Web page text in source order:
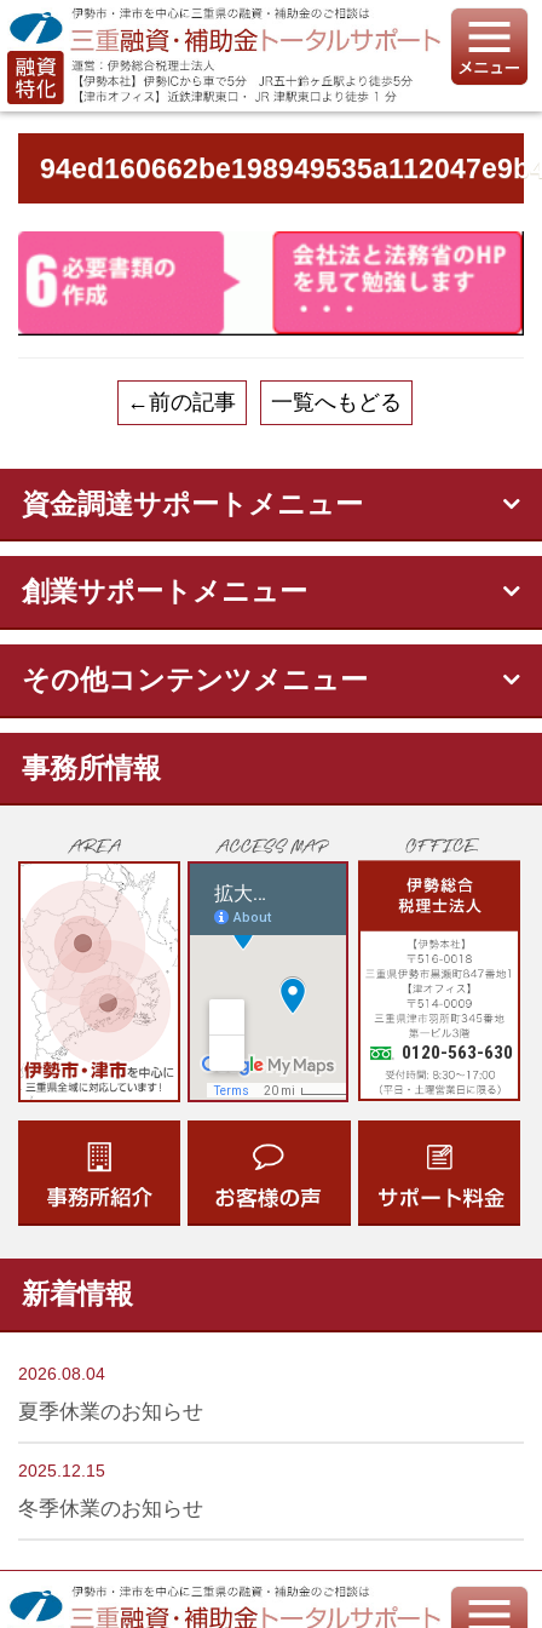
←前の記事 一覧へもどる
資金調達サポートメニュー
創業サポートメニュー
その他コンテンツメニュー
事務所情報
0120-563-630
新着情報
2026.08.04
夏季休業のお知らせ
2025.12.15
冬季休業のお知らせ